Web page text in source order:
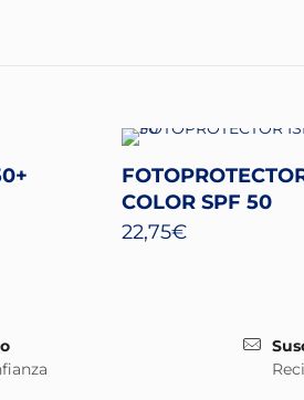
COLOR SPF 50
22,75€